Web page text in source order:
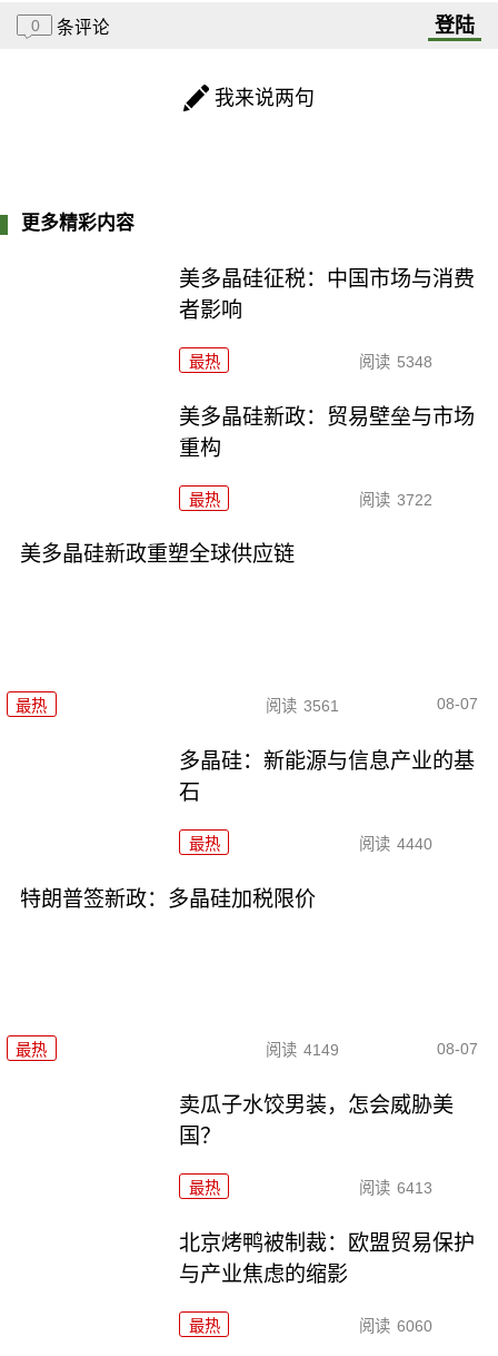
0 条评论 登陆
我来说两句
更多精彩内容
美多晶硅征税：中国市场与消费
者影响
最热 阅读 5348
美多晶硅新政：贸易壁垒与市场
重构
最热 阅读 3722
美多晶硅新政重塑全球供应链
最热 阅读 3561 08-07
多晶硅：新能源与信息产业的基
石
最热 阅读 4440
特朗普签新政：多晶硅加税限价
最热 阅读 4149 08-07
卖瓜子水饺男装，怎会威胁美
国？
最热 阅读 6413
北京烤鸭被制裁：欧盟贸易保护
与产业焦虑的缩影
最热 阅读 6060